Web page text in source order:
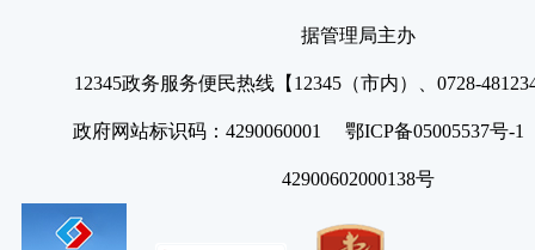
据管理局主办
12345政务服务便民热线【12345（市内）、0728-
政府网站标识码：4290060001 鄂ICP备05005537号
42900602000138号